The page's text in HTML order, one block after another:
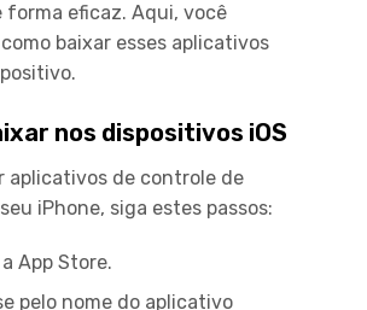
forma eficaz. Aqui, você
baixar esses aplicativos
nos dispositivos iOS
aplicativos de controle de
iPhone, siga estes passos:
App Store.
pelo nome do aplicativo